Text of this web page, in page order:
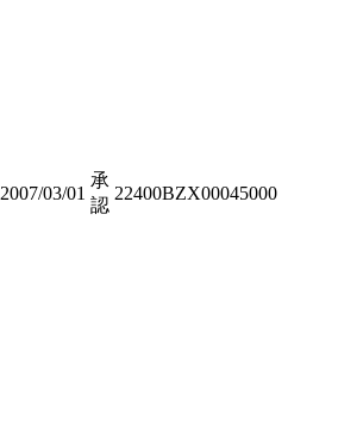
2007/03/01
承
認
22400BZX00045000